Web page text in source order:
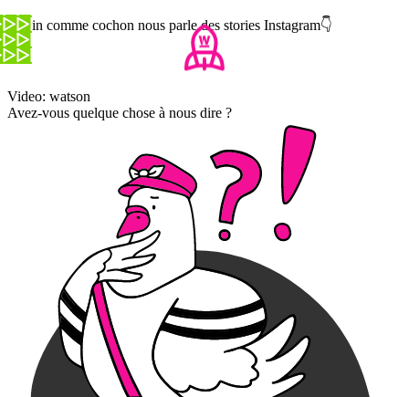
Copin comme cochon nous parle des stories Instagram👇
Video: watson
Avez-vous quelque chose à nous dire ?